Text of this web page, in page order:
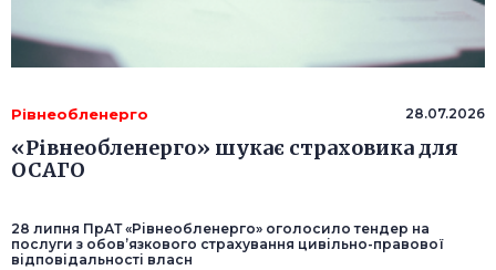
Рівнеобленерго 28.07.2026
«Рівнеобленерго» шукає страховика для
ОСАГО
28 липня ПрАТ «Рівнеобленерго» оголосило тендер на
послуги з обов’язкового страхування цивільно-правової
відповідальності власн